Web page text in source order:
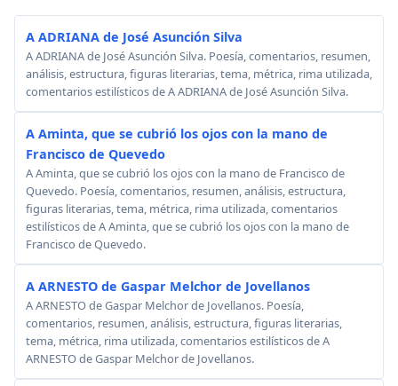
A ADRIANA de José Asunción Silva
A ADRIANA de José Asunción Silva. Poesía, comentarios, resumen,
análisis, estructura, figuras literarias, tema, métrica, rima utilizada,
comentarios estilísticos de A ADRIANA de José Asunción Silva.
A Aminta, que se cubrió los ojos con la mano de
Francisco de Quevedo
A Aminta, que se cubrió los ojos con la mano de Francisco de
Quevedo. Poesía, comentarios, resumen, análisis, estructura,
figuras literarias, tema, métrica, rima utilizada, comentarios
estilísticos de A Aminta, que se cubrió los ojos con la mano de
Francisco de Quevedo.
A ARNESTO de Gaspar Melchor de Jovellanos
A ARNESTO de Gaspar Melchor de Jovellanos. Poesía,
comentarios, resumen, análisis, estructura, figuras literarias,
tema, métrica, rima utilizada, comentarios estilísticos de A
ARNESTO de Gaspar Melchor de Jovellanos.